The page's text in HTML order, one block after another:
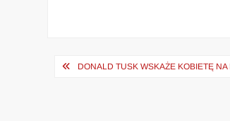
Nawigacja
DONALD TUSK WSKAŻE KOBIETĘ